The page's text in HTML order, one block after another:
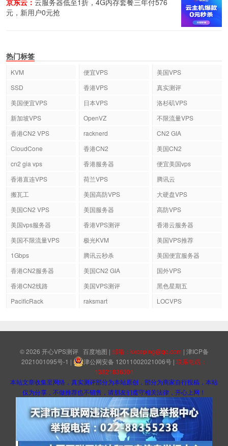
元，新用户0元抢
热门标签
KVM 便宜VPS
美国VPS
SSD
香港VPS
真实测评
美国便宜VPS
日本VPS
洛杉矶VPS
新加坡VPS
OpenVZ
不限流量VPS
香港CN2 VPS
racknerd
CN2 GIA
CloudCone
香港CN2
美国CN2
cn2 gia vps
香港服务器
便宜美国vps
香港直连VPS
荷兰VPS
腾讯云
搬瓦工
美国高防VPS
大硬盘VPS
美国CN2 VPS
美国服务器
高防VPS
美国vps服务器
香港VPS测评
香港云服务器
美国不限流量VPS
极光KVM
美国VPS推荐
1Gbps
腾讯云秒杀
美国便宜服务器
香港CN2服务器
美国CN2 GIA
国外VPS
香港CN2线路
美国VPS测评
黑色星期五
PacificRack
raksmart LOCVPS
© 2026 开心VPS测评 百度地图 | 邮箱：kxceping@qq.com | 津ICP备
2021001095号-1 | 津公网安备 12011002021006号 | 联系电话：
13821836301
本站文章收集至网络，真实测评部分为本站原创，部分为商家自行投稿，本站
仅为分享，不做推荐也不销售，请朋友们遵守相关法律，开心上网！